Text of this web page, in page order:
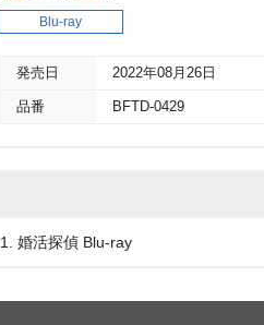
Blu-ray
発売日 2022年08月26日
品番 BFTD-0429
1. 婚活探偵 Blu-ray